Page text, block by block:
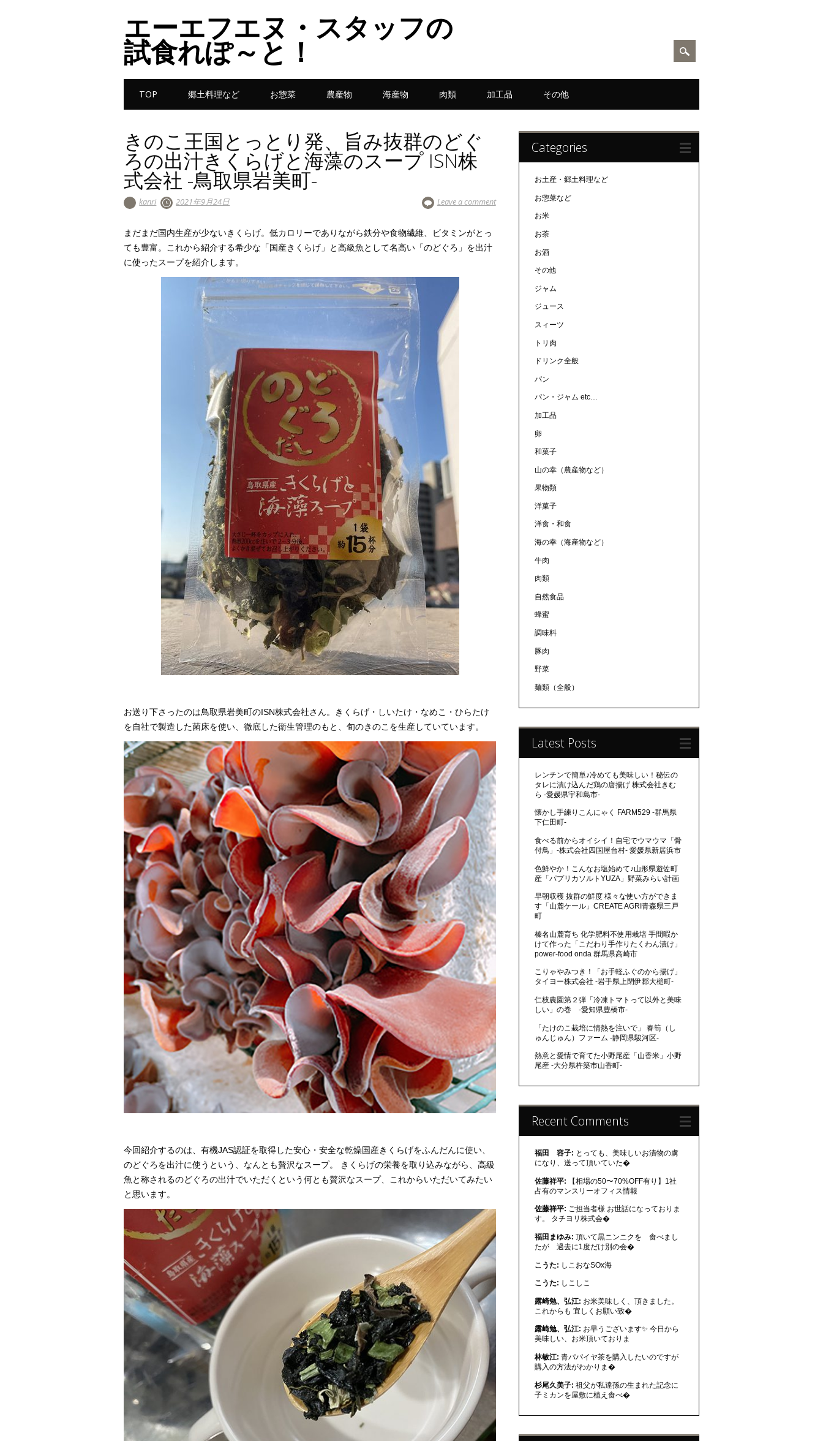
エーエフエヌ・スタッフの
試食れぽ～と！
Main menu
TOP 郷土料理など お惣菜 農産物 海産物 肉類 加工品 その他
きのこ王国とっとり発、旨み抜群のどぐ
ろの出汁きくらげと海藻のスープ ISN株
式会社 -鳥取県岩美町-
kanri 2021年9月24日 Leave a comment
まだまだ国内生産が少ないきくらげ。低カロリーでありながら鉄分や食物繊維、ビタミンがとっ
ても豊富。これから紹介する希少な「国産きくらげ」と高級魚として名高い「のどぐろ」を出汁
に使ったスープを紹介します。
お送り下さったのは鳥取県岩美町のISN株式会社さん。きくらげ・しいたけ・なめこ・ひらたけ
を自社で製造した菌床を使い、徹底した衛生管理のもと、旬のきのこを生産していています。
今回紹介するのは、有機JAS認証を取得した安心・安全な乾燥国産きくらげをふんだんに使い、
のどぐろを出汁に使うという、なんとも贅沢なスープ。 きくらげの栄養を取り込みながら、高級
魚と称されるのどぐろの出汁でいただくという何とも贅沢なスープ、これからいただいてみたい
と思います。
Categories
お土産・郷土料理など
お惣菜など
お米
お茶
お酒
その他
ジャム
ジュース
スィーツ
トリ肉
ドリンク全般
パン
パン・ジャム etc…
加工品
卵
和菓子
山の幸（農産物など）
果物類
洋菓子
洋食・和食
海の幸（海産物など）
牛肉
肉類
自然食品
蜂蜜
調味料
豚肉
野菜
麺類（全般）
Latest Posts
レンチンで簡単♪冷めても美味しい！秘伝の
タレに漬け込んだ鶏の唐揚げ 株式会社きむ
ら -愛媛県宇和島市-
懐かし手練りこんにゃく FARM529 -群馬県
下仁田町-
食べる前からオイシイ！自宅でウマウマ「骨
付鳥」-株式会社四国屋台村- 愛媛県新居浜市
色鮮やか！こんなお塩始めて♪山形県遊佐町
産「パプリカソルトYUZA」野菜みらい計画
早朝収穫 抜群の鮮度 様々な使い方ができま
す「山麓ケール」CREATE AGRI青森県三戸
町
榛名山麓育ち 化学肥料不使用栽培 手間暇か
けて作った「こだわり手作りたくわん漬け」
power-food onda 群馬県高崎市
こりゃやみつき！「お手軽ふぐのから揚げ」
タイヨー株式会社 -岩手県上閉伊郡大槌町-
仁枝農園第２弾「冷凍トマトって以外と美味
しい」の巻 -愛知県豊橋市-
「たけのこ栽培に情熱を注いで」 春筍（し
ゅんじゅん）ファーム -静岡県駿河区-
熱意と愛情で育てた小野尾産「山香米」小野
尾産 -大分県杵築市山香町-
Recent Comments
福田 容子: とっても、美味しいお漬物の虜
になり、送って頂いていた�
佐藤祥平: 【相場の50〜70%OFF有り】1社
占有のマンスリーオフィス情報
佐藤祥平: ご担当者様 お世話になっておりま
す。 タチヨリ株式会�
福田まゆみ: 頂いて黒ニンニクを 食べまし
たが 過去に1度だけ別の会�
こうた: しこおなSOx海
こうた: しこしこ
露崎勉、弘江: お米美味しく、頂きました。
これからも 宜しくお願い致�
露崎勉、弘江: お早うございます✨ 今日から
美味しい、お米頂いておりま
林敏江: 青パパイヤ茶を購入したいのですが
購入の方法がわかりま�
杉尾久美子: 祖父が私達孫の生まれた記念に
子ミカンを屋敷に植え食べ�